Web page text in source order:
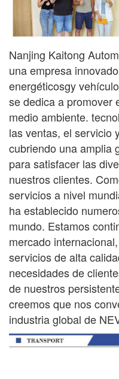
Nanjing Kaitong
una empresa
energéticosgy
se dedica a promover
medio ambiente.
las ventas, el servicio
cubriendo una amplia
para satisfacer las
nuestros clientes.
servicios a nivel
ha establecido
mundo. Estamos
mercado
servicios de alta
necesidades de
de nuestros
creemos que nos
industria global de